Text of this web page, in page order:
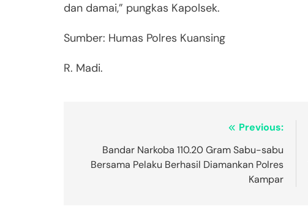
dan damai,” pungkas Kapolsek.
Sumber: Humas Polres Kuansing
R. Madi.
Previous:
Bandar Narkoba 110.20 Gram Sabu-sabu
Bersama Pelaku Berhasil Diamankan Polres
Kampar